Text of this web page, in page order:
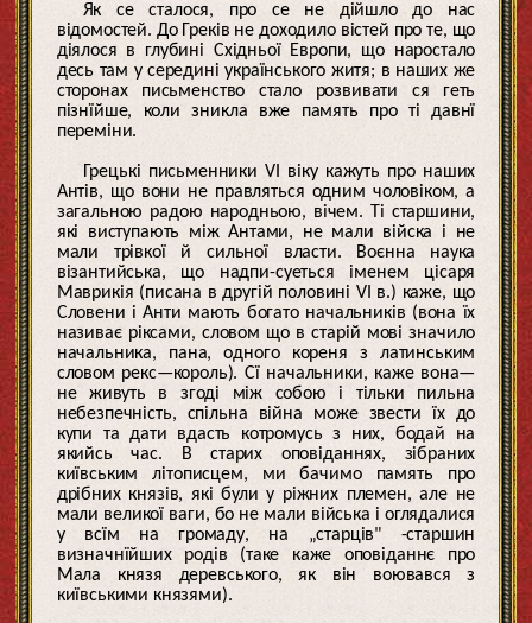
Як се сталося, про се не дійшло до нас
відомостей. До Греків не доходило вістей про те, що
діялося в глубині Східньої Европи, що наростало
десь там у середині українського житя; в наших же
сторонах письменство стало розвивати ся геть
пізнїйше, коли зникла вже память про ті давнї
переміни.
Грецькі письменники VI віку кажуть про наших
Антів, що вони не правляться одним чоловіком, а
загальною радою народньою, вічем. Ті старшини,
які виступають між Антами, не мали війска і не
мали трівкої й сильної власти. Воєнна наука
візантийська, що надпи-суеться іменем цісаря
Маврикія (писана в другій половині VI в.) каже, що
Словени і Анти мають богато начальників (вона їх
називає ріксами, словом що в старій мові значило
начальника, пана, одного кореня з латинським
словом рекс—король). Сї начальники, каже вона—
не живуть в згоді між собою і тільки пильна
небезпечність, спільна війна може звести їх до
купи та дати вдасть котромусь з них, бодай на
якийсь час. В старих оповіданнях, зібраних
київським літописцем, ми бачимо память про
дрібних князів, які були у ріжних племен, але не
мали великої ваги, бо не мали війська і оглядалися
у всїм на громаду, на „старців" -старшин
визначнїйших родів (таке каже оповіданнє про
Мала князя деревського, як він воювався з
київськими князями).